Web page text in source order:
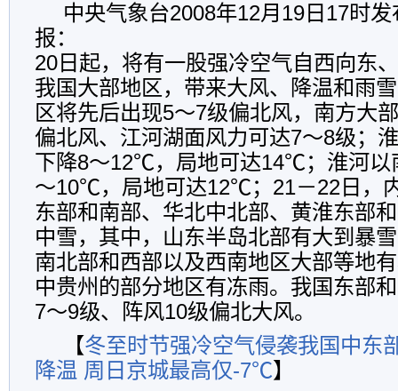
中央气象台2008年12月19日17时
报：
20日起，将有一股强冷空气自西向东
我国大部地区，带来大风、降温和雨
区将先后出现5～7级偏北风，南方大
偏北风、江河湖面风力可达7～8级；
下降8～12℃，局地可达14℃；淮河以
～10℃，局地可达12℃；21－22日，
东部和南部、华北中北部、黄淮东部
中雪，其中，山东半岛北部有大到暴
南北部和西部以及西南地区大部等地
中贵州的部分地区有冻雨。我国东部
7～9级、阵风10级偏北大风。
【冬至时节强冷空气侵袭我国中东
降温 周日京城最高仅-7℃】